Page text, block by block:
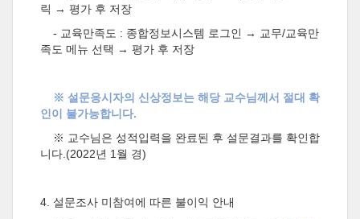
릭 → 평가 후 저장
- 교육만족도 : 종합정보시스템 로그인 → 교무/교육만
족도 메뉴 선택 → 평가 후 저장
※ 설문응시자의 신상정보는 해당 교수님께서 절대 확
인이 불가능합니다.
※ 교수님은 성적입력을 완료된 후 설문결과를 확인합
니다.(2022년 1월 경)
4. 설문조사 미참여에 따른 불이익 안내